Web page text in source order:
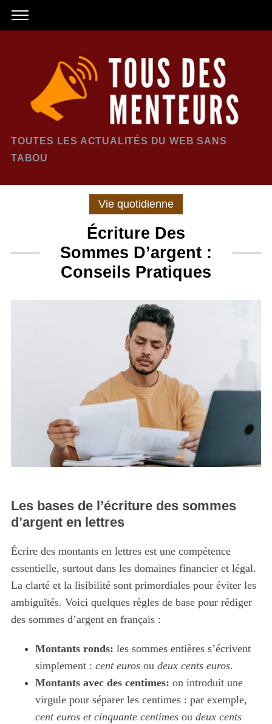
TOUTES LES ACTUALITÉS DU WEB SANS
TABOU
Vie quotidienne
Écriture Des
Sommes D’argent :
Conseils Pratiques
Les bases de l’écriture des sommes
d’argent en lettres
Écrire des montants en lettres est une compétence
essentielle, surtout dans les domaines financier et légal.
La clarté et la lisibilité sont primordiales pour éviter les
ambiguïtés. Voici quelques règles de base pour rédiger
des sommes d’argent en français :
Montants ronds: les sommes entières s’écrivent
simplement : cent eurosou deux cents euros.
Montants avec des centimes: on introduit une
virgule pour séparer les centimes : par exemple,
cent euros et cinquante centimesou deux cents